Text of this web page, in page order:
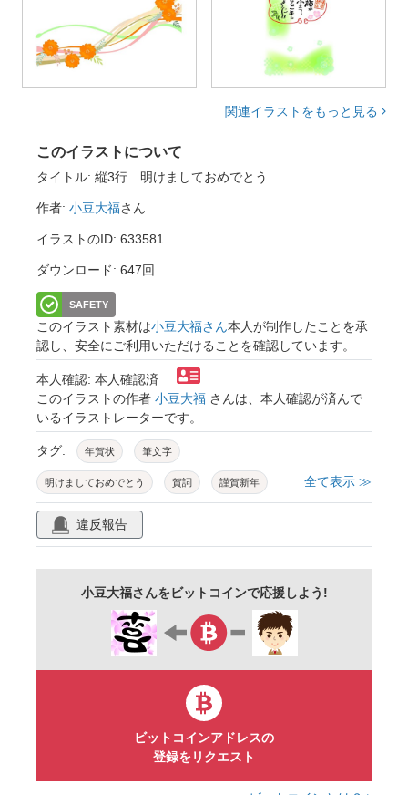
関連イラストをもっと見る
このイラストについて
タイトル: 縦3行 明けましておめでとう
作者: 小豆大福さん
イラストのID: 633581
ダウンロード: 647回
SAFETY
このイラスト素材は小豆大福さん本人が制作したことを承
認し、安全にご利用いただけることを確認しています。
本人確認: 本人確認済
このイラストの作者 小豆大福 さんは、本人確認が済んで
いるイラストレーターです。
タグ: 年賀状 筆文字
明けましておめでとう 賀詞 謹賀新年
ございます ひらがな
縦 言葉 あけまして めでたい
きれい 文章 黒
挨拶 あいさつ かわいい
明けましておめでとうございます
全て表示 ≫
違反報告
小豆大福さんをビットコインで応援しよう!
ビットコインアドレスの
登録をリクエスト